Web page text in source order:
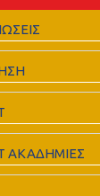
ΑΚΑΔΗΜΙΕΣ